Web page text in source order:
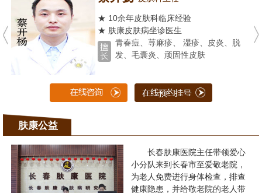
★ 10余年皮肤科临床经验
★ 肤康皮肤病坐诊医生
青春痘、荨麻疹、 湿疹、皮炎、脱
发、毛囊炎、顽固性皮肤
肤康公益
长春肤康医院主任带领爱心
小分队来到长春市至爱敬老院，
为老人免费进行身体检查，排查
健康隐患，并给敬老院的老人带